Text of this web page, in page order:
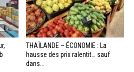
THAÏLANDE – ÉCONOMIE : La
hausse des prix ralentit… sauf
dans...